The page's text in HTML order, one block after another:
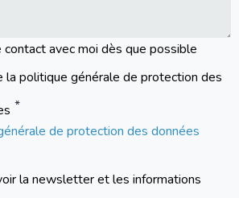
contact avec moi dès que possible
la politique générale de protection des
de protection des données
la newsletter et les informations